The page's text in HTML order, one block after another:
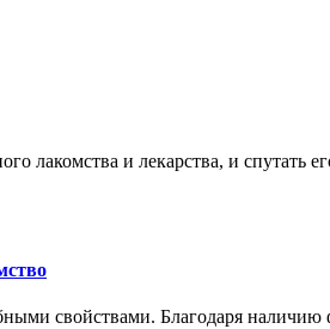
лакомства и лекарства, и спутать
свойствами. Благодаря